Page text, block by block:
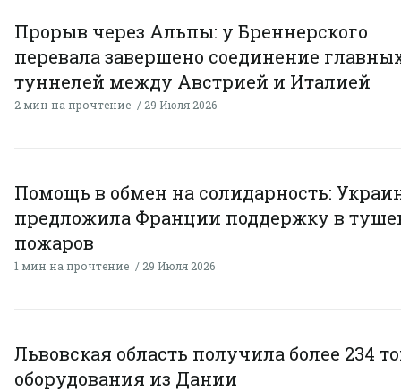
Прорыв через Альпы: у Бреннерского
перевала завершено соединение
туннелей между Австрией и Италией
2 мин на прочтение 29 Июля 2026
Помощь в обмен на солидарность:
предложила Франции поддержку в
пожаров
1 мин на прочтение 29 Июля 2026
Львовская область получила более 234
оборудования из Дании